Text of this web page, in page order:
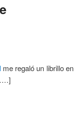
me regaló un librillo en